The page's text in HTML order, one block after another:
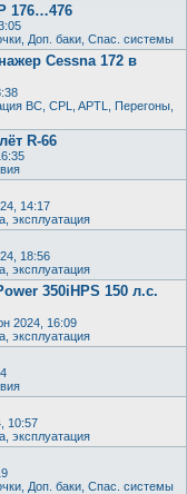
176…476
Доп. баки, Спас. системы
Cessna 172 в
ВС, CPL, APTL, Перегоны,
R-66
14:17
эксплуатация
18:56
эксплуатация
350iHPS 150 л.с.
2024, 16:09
эксплуатация
10:57
эксплуатация
Доп. баки, Спас. системы